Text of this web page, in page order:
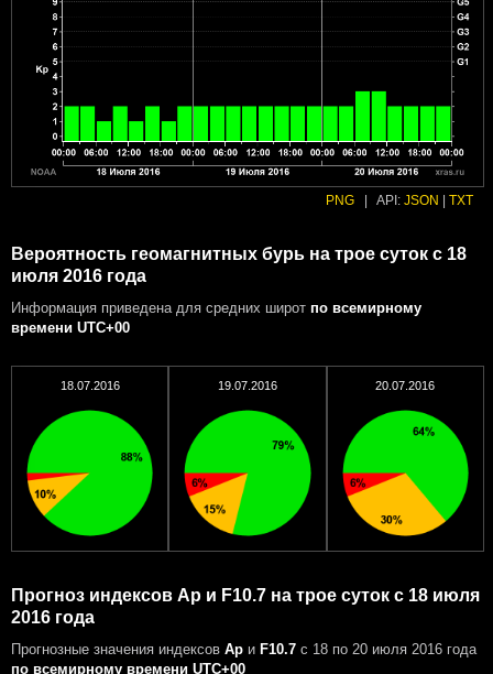
PNG API: JSON TXT
Вероятность геомагнитных бурь на трое суток с 18
июля 2016 года
Информация приведена для средних широт по всемирному
времени UTC+00
18.07.2016 19.07.2016 20.07.2016
Прогноз индексов Ap и F10.7 на трое суток с 18 июля
2016 года
Прогнозные значения индексов Ap и F10.7 с 18 по 20 июля 2016 года
по всемирному времени UTC+00